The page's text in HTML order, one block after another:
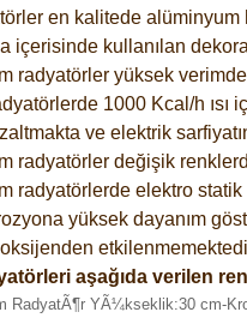
en kalitede
kullanılan
radyatörler yüksek verimde
1000 Kcal/h ısı
ve elektrik
radyatörler değişik
radyatörlerde elektro
yüksek dayanım
aşağıda verilen